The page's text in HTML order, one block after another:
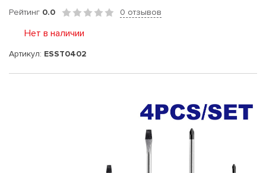
Рейтинг 0.0 0 отзывов
Нет в наличии
Артикул: ESST0402